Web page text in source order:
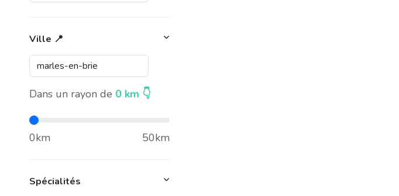
Ville 📍
Dans un rayon de 0 km 👇
0km 50km
Spécialités